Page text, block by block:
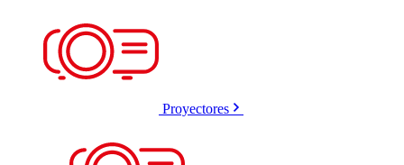
Proyectores